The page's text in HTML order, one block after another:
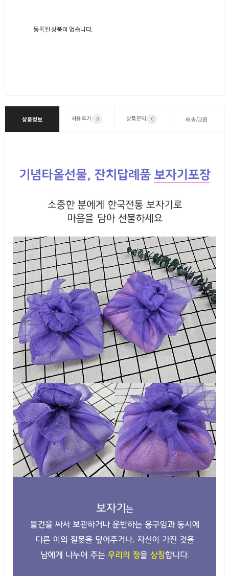
등록된 상품이 없습니다.
상품정보 사용후기 0 상품문의 0 배송/교환